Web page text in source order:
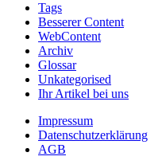
Tags
Besserer Content
WebContent
Archiv
Glossar
Unkategorised
Ihr Artikel bei uns
Impressum
Datenschutzerklärung
AGB